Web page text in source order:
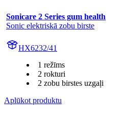
Sonicare 2 Series gum health
Sonic elektriskā zobu birste
HX6232/41
1 režīms
2 rokturi
2 zobu birstes uzgaļi
Aplūkot produktu